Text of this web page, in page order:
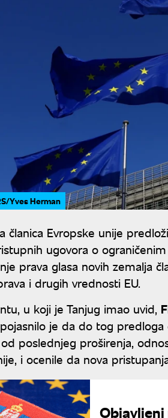
Yves Herman
članica Evropske unije
ugovora o
prava glasa novih zemalja
i drugih vrednosti EU.
u koji je Tanjug imao uvid,
pojasnilo je da do tog
poslednjeg proširenja,
i ocenile da nova